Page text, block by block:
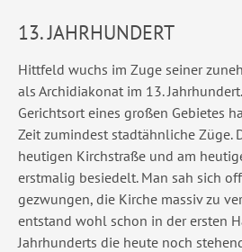
13. JAHRHUNDERT
Hittfeld wuchs im Zuge seiner
als Archidiakonat im 13.
Gerichtsort eines großen Gebietes
Zeit zumindest stadtähnliche Züge.
heutigen Kirchstraße und am
erstmalig besiedelt. Man sah sich
gezwungen, die Kirche massiv zu
entstand wohl schon in der ersten
Jahrhunderts die heute noch